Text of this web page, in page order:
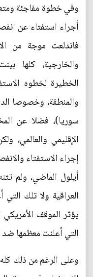
وفي خطوة مفاجئة
أجراء استفتاء عن
فاندلعت موجة من
والخارجية، كلها
الخطيرة لخطوه
والمنطقة، وخصوصا
سوريا)، فضلا عن
الإقليمي والعالمي،
أيلول الماضي، ولم
العراقية ولا تلك التي
يؤثر الموقف
التي أعلنت معظمها
وعلى الرغم من ذلك